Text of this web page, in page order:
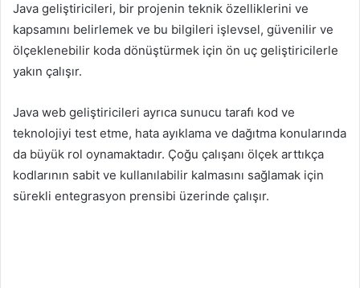
Java geliştiricileri, bir projenin teknik özelliklerini ve
kapsamını belirlemek ve bu bilgileri işlevsel, güvenilir ve
ölçeklenebilir koda dönüştürmek için ön uç geliştiricilerle
yakın çalışır.
Java web geliştiricileri ayrıca sunucu tarafı kod ve
teknolojiyi test etme, hata ayıklama ve dağıtma konularında
da büyük rol oynamaktadır. Çoğu çalışanı ölçek arttıkça
kodlarının sabit ve kullanılabilir kalmasını sağlamak için
sürekli entegrasyon prensibi üzerinde çalışır.